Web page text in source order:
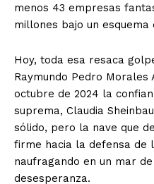
menos 43 empresas
millones bajo un
Hoy, toda esa resaca
Raymundo Pedro Morales
octubre de 2024 la
suprema, Claudia
sólido, pero la nave que
firme hacia la defensa de
naufragando en un mar
desesperanza.